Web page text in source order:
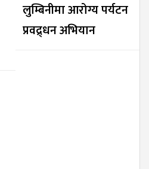
लुम्बिनीमा आरोग्य पर्यटन
प्रवद्र्धन अभियान